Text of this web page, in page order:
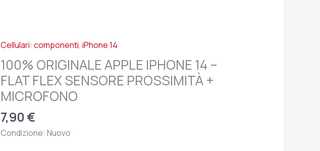
Cellulari: componenti,iPhone 14
100% ORIGINALE APPLE IPHONE 14 –
FLAT FLEX SENSORE PROSSIMITÀ +
MICROFONO
7,90 €
Condizione: Nuovo